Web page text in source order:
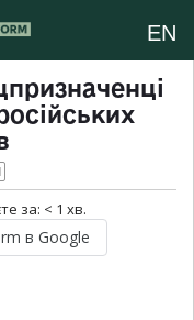
EN
за: < 1 хв.
в Google